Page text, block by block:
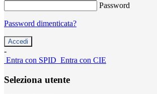
Password
Password dimenticata?
-
Entra con SPID Entra con CIE
Seleziona utente